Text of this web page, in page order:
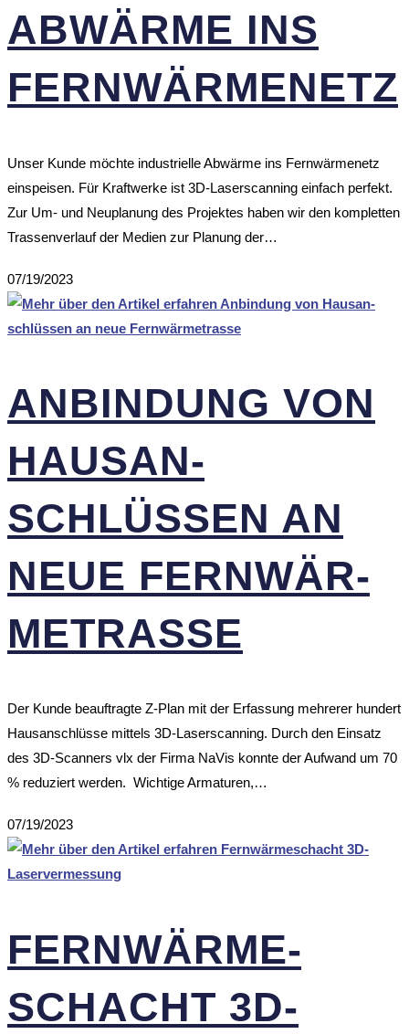
ABWÄRME INS
FERN­WÄR­ME­NETZ
Unser Kunde möchte industrielle Abwärme ins Fernwärmenetz
einspeisen. Für Kraftwerke ist 3D-Laserscanning einfach perfekt.
Zur Um- und Neuplanung des Projektes haben wir den kompletten
Trassenverlauf der Medien zur Planung der…
07/19/2023
ANBIN­DUNG VON
HAUS­AN­
SCHLÜSSEN AN
NEUE FERN­WÄR­
ME­TRASSE
Der Kunde beauftragte Z-Plan mit der Erfassung mehrerer hundert
Hausanschlüsse mittels 3D-Laserscanning. Durch den Einsatz
des 3D-Scanners vlx der Firma NaVis konnte der Aufwand um 70
% reduziert werden. Wichtige Armaturen,…
07/19/2023
FERN­WÄRME­
SCHACHT 3D-